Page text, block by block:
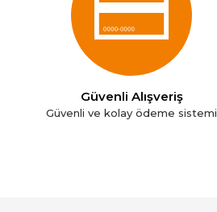
Güvenli Alışveriş
Güvenli ve kolay ödeme sistemi